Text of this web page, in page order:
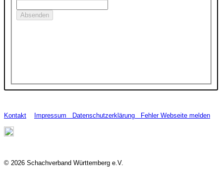
Kontakt Impressum Datenschutzerklärung Fehler Webseite melden
© 2026 Schachverband Württemberg e.V.